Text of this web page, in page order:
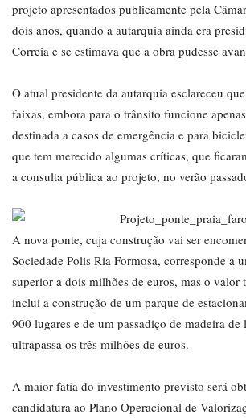
projeto apresentados publicamente pela
dois anos, quando a autarquia ainda era
Correia e se estimava que a obra pudesse
O atual presidente da autarquia esclareceu
faixas, embora para o trânsito funcione
destinada a casos de emergência e para
que tem merecido algumas críticas, que
a consulta pública ao projeto, no verão
A nova ponte, cuja construção vai ser
Sociedade Polis Ria Formosa, corresponde a
superior a dois milhões de euros, mas o valor
inclui a construção de um parque de
900 lugares e de um passadiço de madeira de
ultrapassa os três milhões de euros.
A maior fatia do investimento previsto será
candidatura ao Plano Operacional de